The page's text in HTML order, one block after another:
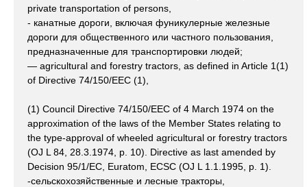
private transportation of persons,
- канатные дороги, включая фуникулерные железные
дороги для общественного или частного пользования,
предназначенные для транспортировки людей;
— agricultural and forestry tractors, as defined in Article 1(1)
of Directive 74/150/EEC (1),
(1) Council Directive 74/150/EEC of 4 March 1974 on the
approximation of the laws of the Member States relating to
the type-approval of wheeled agricultural or forestry tractors
(OJ L 84, 28.3.1974, p. 10). Directive as last amended by
Decision 95/1/EC, Euratom, ECSC (OJ L 1.1.1995, p. 1).
-сельскохозяйственные и лесные тракторы,